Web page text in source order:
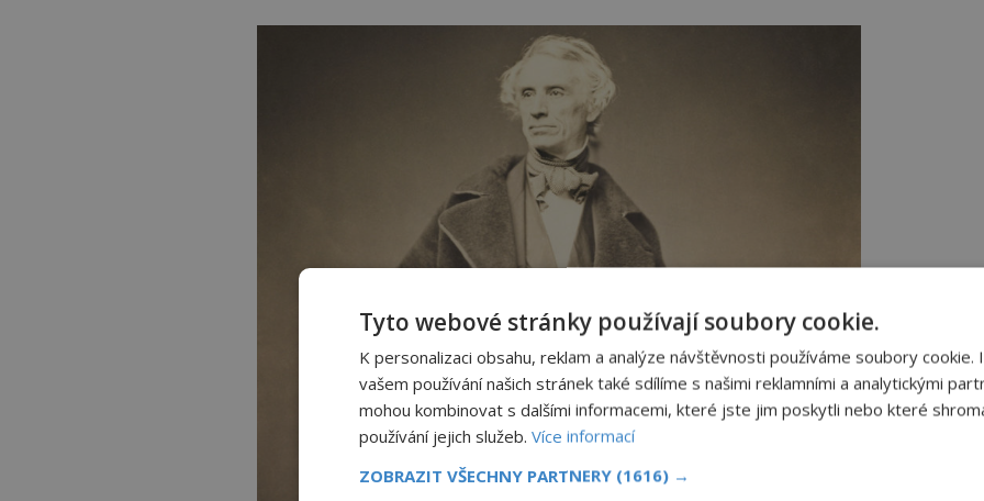
Tyto webové stránky používají soubory cookie.
K personalizaci obsahu, reklam a analýze návštěvnosti používáme soubory cookie.
vašem používání našich stránek také sdílíme s našimi reklamními a analytickými
mohou kombinovat s dalšími informacemi, které jste jim poskytli nebo které
používání jejich služeb. Více informací
ZOBRAZIT VŠECHNY PARTNERY (1616) →